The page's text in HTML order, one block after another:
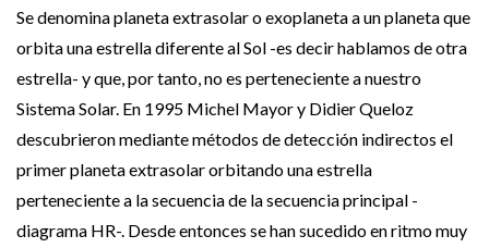
Se denomina planeta extrasolar o exoplaneta a un planeta que
orbita una estrella diferente al Sol -es decir hablamos de otra
estrella- y que, por tanto, no es perteneciente a nuestro
Sistema Solar. En 1995 Michel Mayor y Didier Queloz
descubrieron mediante métodos de detección indirectos el
primer planeta extrasolar orbitando una estrella
perteneciente a la secuencia de la secuencia principal -
diagrama HR-. Desde entonces se han sucedido en ritmo muy